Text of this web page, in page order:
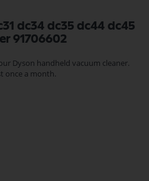
dc34 dc35 dc44 dc45
91706602
Dyson handheld vacuum cleaner.
once a month.